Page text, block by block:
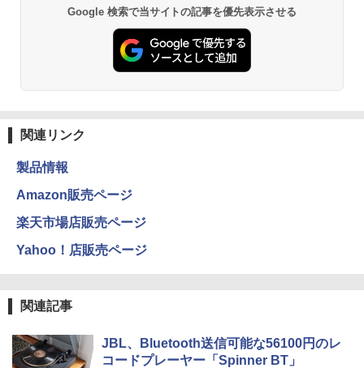
Google 検索で当サイトの記事を優先表示させる
関連リンク
製品情報
Amazon販売ページ
楽天市場店販売ページ
Yahoo！店販売ページ
関連記事
JBL、Bluetooth送信可能な56100円のレ
コードプレーヤー「Spinner BT」